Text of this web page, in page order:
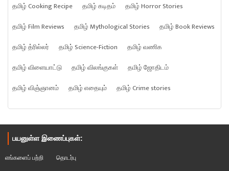
தமிழ் Cooking Recipe
தமிழ் கடிதம்
தமிழ் Horror Stories
தமிழ் Film Reviews
தமிழ் Mythological Stories
தமிழ் Book Reviews
தமிழ் த்ரில்லர்
தமிழ் Science-Fiction
தமிழ் வணிக
தமிழ் விளையாட்டு
தமிழ் விலங்குகள்
தமிழ் ஜோதிடம்
தமிழ் விஞ்ஞானம்
தமிழ் எதையும் தமிழ் Crime stories
பயனுள்ள இணைப்புகள்:
எங்களைப் பற்றி தொடர்பு